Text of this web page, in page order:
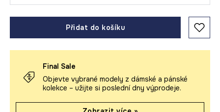
Přidat do košíku
Final Sale
Objevte vybrané modely z dámské a pánské
kolekce – užijte si poslední dny výprodeje.